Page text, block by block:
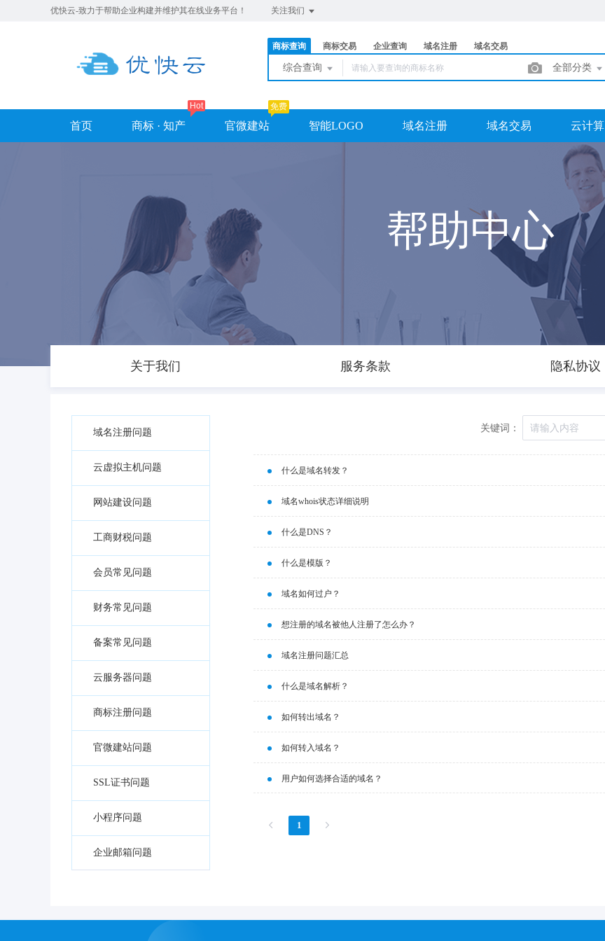
优快云-致力于帮助企业构建并维护其在线业务平台！ 关注我们
商标查询 商标交易 企业查询 域名注册 域名交易
综合查询 全部分类
首页 商标 · 知产
Hot
官微建站
免费
智能LOGO 域名注册 域名交易 云计算
帮助中心
关于我们 服务条款 隐私协议
域名注册问题
云虚拟主机问题
网站建设问题
工商财税问题
会员常见问题
财务常见问题
备案常见问题
云服务器问题
商标注册问题
官微建站问题
SSL证书问题
小程序问题
企业邮箱问题
关键词：
什么是域名转发？
域名whois状态详细说明
什么是DNS？
什么是模版？
域名如何过户？
想注册的域名被他人注册了怎么办？
域名注册问题汇总
什么是域名解析？
如何转出域名？
如何转入域名？
用户如何选择合适的域名？
1